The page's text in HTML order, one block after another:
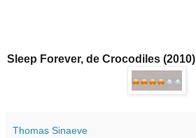
Sleep Forever, de Crocodiles (2010)
Thomas Sinaeve